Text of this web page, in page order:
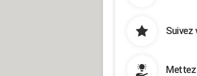
Suivez
Mettez